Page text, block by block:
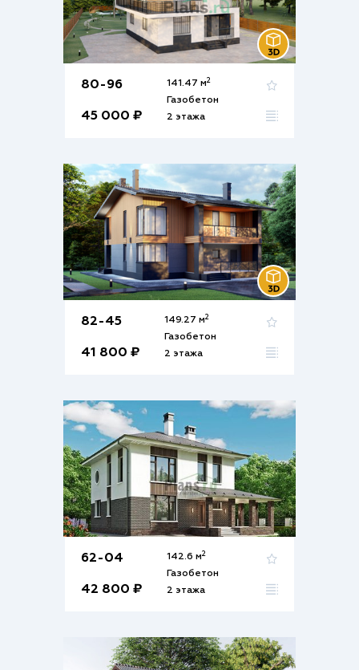
80-96
45 000 ₽
141.47 м2
Газобетон
2 этажа
82-45
41 800 ₽
149.27 м2
Газобетон
2 этажа
62-04
42 800 ₽
142.6 м2
Газобетон
2 этажа